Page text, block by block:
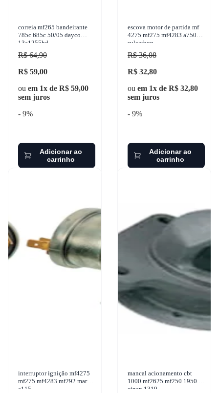
correia mf265 bandeirante
785c 685c 50/05 dayco
13a1255hd
R$ 64,90
R$ 59,00
ou em 1x de R$ 59,00
sem juros
- 9%
Adicionar ao
carrinho
escova motor de partida mf
4275 mf275 mf4283 a750
sulcarbon
R$ 36,08
R$ 32,80
ou em 1x de R$ 32,80
sem juros
- 9%
Adicionar ao
carrinho
interruptor ignição mf4275
mf275 mf4283 mf292 marzu
a115
mancal acionamento cbt
1000 mf2625 mf250 1950...
cinap 1319